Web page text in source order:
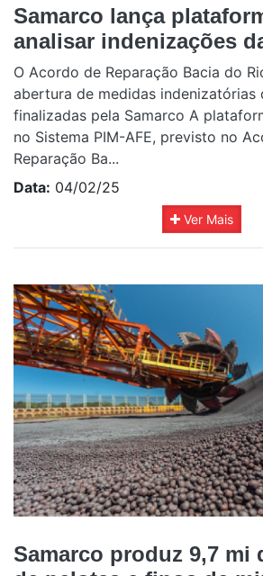
Samarco lança
analisar indenizações
O Acordo de Reparação Bacia do
abertura de medidas indenizatórias
finalizadas pela Samarco A
no Sistema PIM-AFE, previsto no
Reparação Ba...
Data: 04/02/25
Ver Mais
Samarco produz 9,7 mi